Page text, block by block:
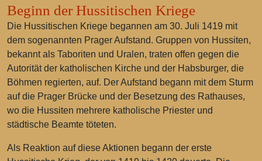
Beginn der Hussitischen Kriege
Die Hussitischen Kriege begannen am 30. Juli 1419 mit
dem sogenannten Prager Aufstand. Gruppen von Hussiten,
bekannt als Taboriten und Uralen, traten offen gegen die
Autorität der katholischen Kirche und der Habsburger, die
Böhmen regierten, auf. Der Aufstand begann mit dem Sturm
auf die Prager Brücke und der Besetzung des Rathauses,
wo die Hussiten mehrere katholische Priester und
städtische Beamte töteten.
Als Reaktion auf diese Aktionen begann der erste